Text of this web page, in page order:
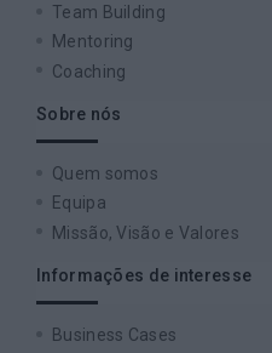
Team Building
Mentoring
Coaching
Sobre nós
Quem somos
Equipa
Missão, Visão e Valores
Informações de interesse
Business Cases